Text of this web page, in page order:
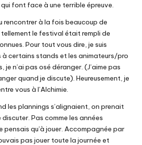
font face à une terrible épreuve
rencontrer à la fois beaucoup de
le festival était rempli de
Pour tout vous dire, je suis
à certains stands et les animateurs/pro
n’ai pas osé déranger. (J’aime pas
quand je discute). Heureusement, je
vous à l’Alchimie
les plannings s’alignaient, on prenait
Pas comme les années
pensais qu’à jouer. Accompagnée par
pas jouer toute la journée et